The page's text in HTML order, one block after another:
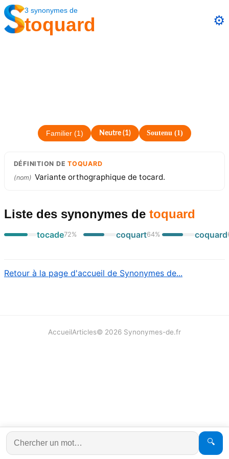
3 synonymes de
toquard ⚙️
Familier(1 ) Neutre (1) Soutenu (1)
DÉFINITION DETOQUARD
(nom) Variante orthographique de tocard.
Liste des synonymes de toquard
tocade72% coquart64% coquard
Retour à la page d'accueil de Synonymes de...
🔍
AccueilArticles© 2026 Synonymes-de.fr